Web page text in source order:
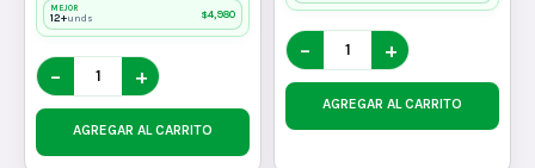
MEJOR
12+unds $4,980
− +
AGREGAR AL CARRITO
− +
AGREGAR AL CARRITO